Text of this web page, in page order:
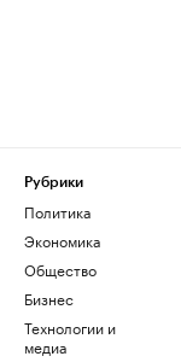
Рубрики
Политика
Экономика
Общество
Бизнес
Технологии и
медиа